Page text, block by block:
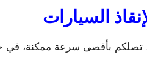
السيارات
تصلكم بأقصى سرعة ممكنة، في